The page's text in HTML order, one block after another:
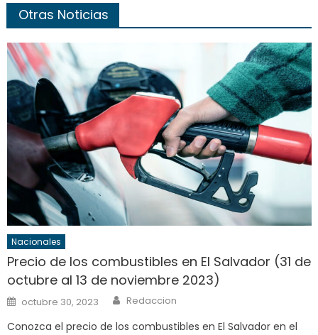
Otras Noticias
Nacionales
Precio de los combustibles en El Salvador (31 de
octubre al 13 de noviembre 2023)
Posted
on
octubre 30, 2023 Author
Redaccion
Conozca el precio de los combustibles en El Salvador en el